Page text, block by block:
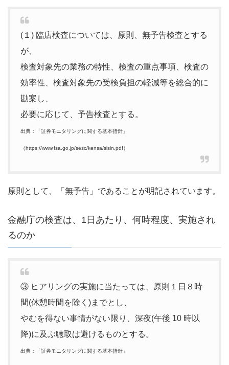
(１) 臨店検査については、原則、無予告検査とする
が、
検査対象先の業務の特性、検査の重点事項、検査の
効率性、検査対象先の受検負担の軽減等を総合的に
勘案し、
必要に応じて、予告検査とする。
出典：「証券モニタリングに関する基本指針」
（https://www.fsa.go.jp/sesc/kensa/sisin.pdf）
原則として、「無予告」であることが明記されています。
金融庁の検査は、1日あたり、何時程度、実施され
るのか
③ ヒアリングの実施に当たっては、原則１日８時
間(休憩時間を除く)までとし、
やむを得ない事情がない限り、深夜(午後 10 時以
降)に及ぶ聴取は避けるものとする。
出典：「証券モニタリングに関する基本指針」